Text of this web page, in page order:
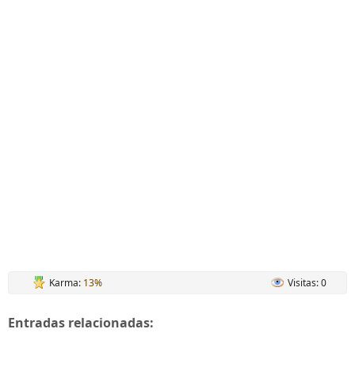
Karma: 13% Visitas: 0
Entradas relacionadas: